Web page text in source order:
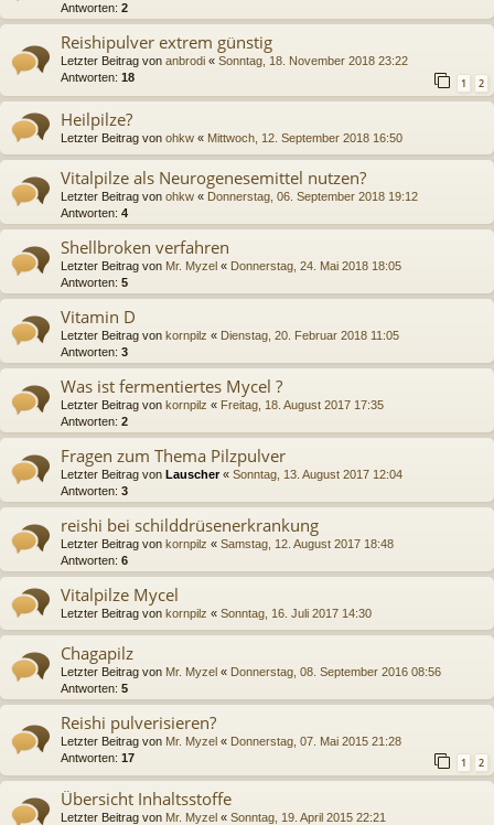
Antworten: 2
Reishipulver extrem günstig
Letzter Beitrag von anbrodi « Sonntag, 18. November 2018 23:22
Antworten: 18 1 2
Heilpilze?
Letzter Beitrag von ohkw « Mittwoch, 12. September 2018 16:50
Vitalpilze als Neurogenesemittel nutzen?
Letzter Beitrag von ohkw « Donnerstag, 06. September 2018 19:12
Antworten: 4
Shellbroken verfahren
Letzter Beitrag von Mr. Myzel « Donnerstag, 24. Mai 2018 18:05
Antworten: 5
Vitamin D
Letzter Beitrag von kornpilz « Dienstag, 20. Februar 2018 11:05
Antworten: 3
Was ist fermentiertes Mycel ?
Letzter Beitrag von kornpilz « Freitag, 18. August 2017 17:35
Antworten: 2
Fragen zum Thema Pilzpulver
Letzter Beitrag von Lauscher« Sonntag, 13. August 2017 12:04
Antworten: 3
reishi bei schilddrüsenerkrankung
Letzter Beitrag von kornpilz « Samstag, 12. August 2017 18:48
Antworten: 6
Vitalpilze Mycel
Letzter Beitrag von kornpilz « Sonntag, 16. Juli 2017 14:30
Chagapilz
Letzter Beitrag von Mr. Myzel « Donnerstag, 08. September 2016 08:56
Antworten: 5
Reishi pulverisieren?
Letzter Beitrag von Mr. Myzel « Donnerstag, 07. Mai 2015 21:28
Antworten: 17 1 2
Übersicht Inhaltsstoffe
Letzter Beitrag von Mr. Myzel « Sonntag, 19. April 2015 22:21